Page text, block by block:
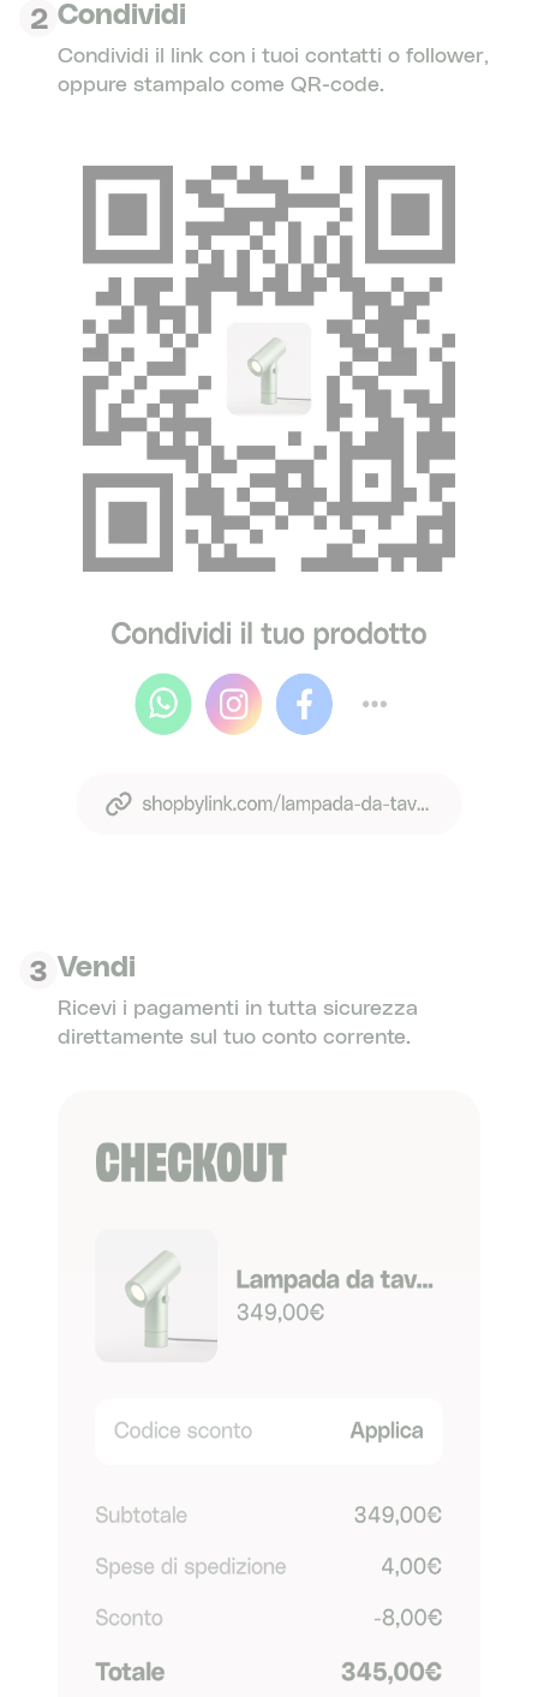
2 Condividi
Condividi il link con i tuoi contatti o follower,
oppure stampalo come QR-code.
3 Vendi
Ricevi i pagamenti in tutta sicurezza
direttamente sul tuo conto corrente.